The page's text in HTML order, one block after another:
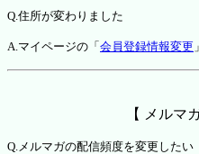
Q.住所が変わりました
A.マイページの「 会員登録情報変更
【 メルマ
Q.メルマガの配信頻度を変更したい